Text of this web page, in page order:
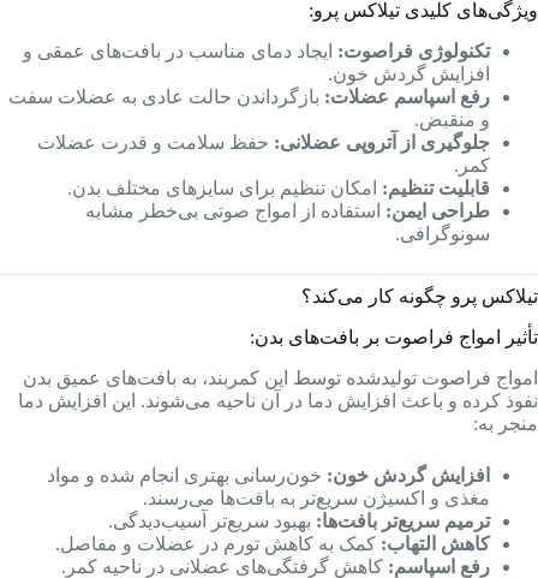
ویژگی‌های کلیدی تیلاکس پرو:
تکنولوژی فراصوت: ایجاد دمای مناسب در بافت‌های عمقی و
افزایش گردش خون.
رفع اسپاسم عضلات: بازگرداندن حالت عادی به عضلات سفت
و منقبض.
جلوگیری از آتروپی عضلانی: حفظ سلامت و قدرت عضلات
کمر.
قابلیت تنظیم: امکان تنظیم برای سایزهای مختلف بدن.
طراحی ایمن: استفاده از امواج صوتی بی‌خطر مشابه
سونوگرافی.
تیلاکس پرو چگونه کار می‌کند؟
تأثیر امواج فراصوت بر بافت‌های بدن:
امواج فراصوت تولیدشده توسط این کمربند، به بافت‌های عمیق بدن
نفوذ کرده و باعث افزایش دما در آن ناحیه می‌شوند. این افزایش دما
منجر به:
افزایش گردش خون: خون‌رسانی بهتری انجام شده و مواد
مغذی و اکسیژن سریع‌تر به بافت‌ها می‌رسند.
ترمیم سریع‌تر بافت‌ها: بهبود سریع‌تر آسیب‌دیدگی.
کاهش التهاب: کمک به کاهش تورم در عضلات و مفاصل.
رفع اسپاسم: کاهش گرفتگی‌های عضلانی در ناحیه کمر.